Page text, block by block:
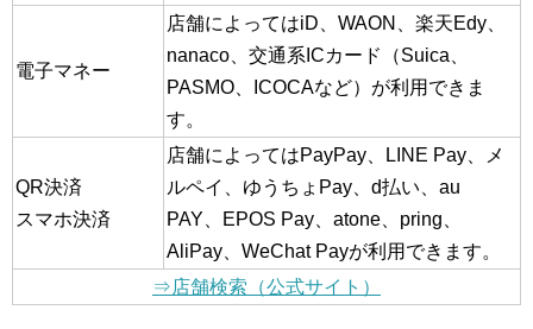
電子マネー
店舗によってはiD、WAON、楽天Edy、
nanaco、交通系ICカード（Suica、
PASMO、ICOCAなど）が利用できま
す。
QR決済
スマホ決済
店舗によってはPayPay、LINE Pay、メ
ルペイ、ゆうちょPay、d払い、au
PAY、EPOS Pay、atone、pring、
AliPay、WeChat Payが利用できます。
⇒店舗検索（公式サイト）